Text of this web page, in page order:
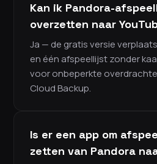
Kan ik Pandora-
overzetten naar
Ja — de gratis versie
en één afspeellijst zonder
voor onbeperkte
Cloud Backup.
Is er een app om
zetten van Pandora